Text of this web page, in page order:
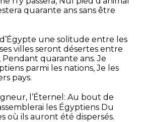
quarante ans sans être
une solitude entre les
villes seront désertes entre
Pendant quarante ans.Je
parmi les nations,Je les
pays.
l’Éternel: Au bout de
les Égyptiens Du
où ils auront été dispersés.